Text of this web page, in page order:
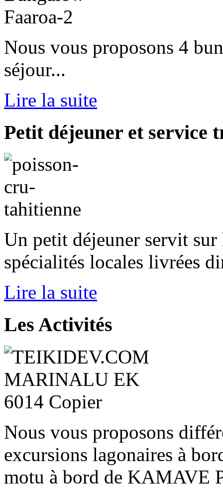
Nous vous proposons 4
séjour...
Lire la suite
Petitdéjeuner et service
Un petit déjeuner servit sur
spécialités locales livrées
Lire la suite
Les Activités
Nous vous proposons
excursions lagonaires à
motu à bord de KAMAVE